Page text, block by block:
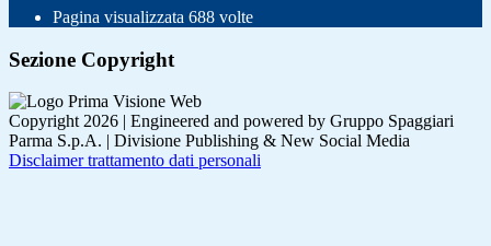
Pagina visualizzata 688 volte
Sezione Copyright
Copyright 2026 | Engineered and powered by Gruppo Spaggiari
Parma S.p.A. | Divisione Publishing & New Social Media
Disclaimer trattamento dati personali